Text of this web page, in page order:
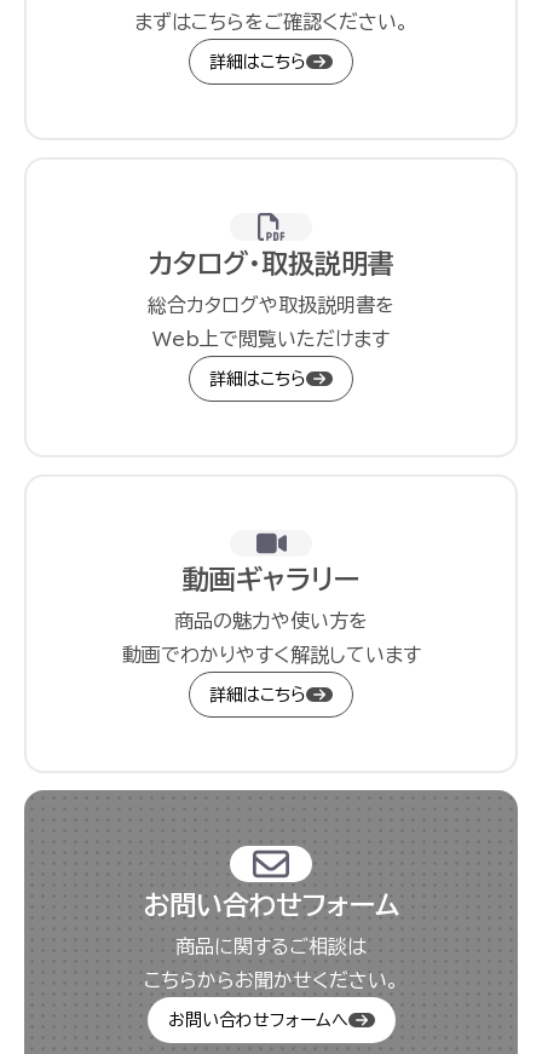
まずはこちらをご確認ください。
詳細はこちら
カタログ・取扱説明書
総合カタログや取扱説明書を
Web上で閲覧いただけます
詳細はこちら
動画ギャラリー
商品の魅力や使い方を
動画でわかりやすく解説しています
詳細はこちら
お問い合わせフォーム
商品に関するご相談は
こちらからお聞かせください。
お問い合わせフォームへ